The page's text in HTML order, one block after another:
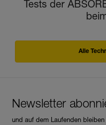
Tests der
Alle
Newsletter
und auf dem Laufenden bleiben